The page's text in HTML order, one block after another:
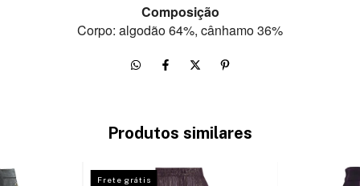
Composição
Corpo: algodão 64%, cânhamo 36%
Produtos similares
Frete grátis